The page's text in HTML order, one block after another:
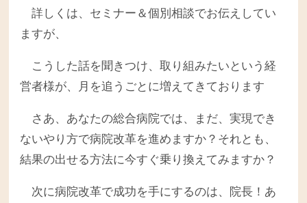
詳しくは、セミナー＆個別相談でお伝えしてい
ますが、
こうした話を聞きつけ、取り組みたいという経
営者様が、月を追うごとに増えてきております
さあ、あなたの総合病院では、まだ、実現でき
ないやり方で病院改革を進めますか？それとも、
結果の出せる方法に今すぐ乗り換えてみますか？
次に病院改革で成功を手にするのは、院長！あ